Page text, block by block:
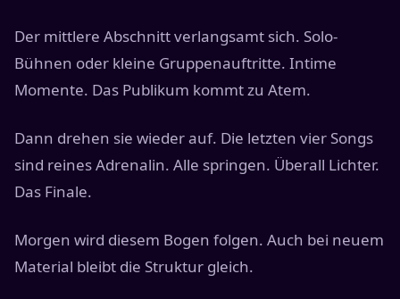
Der mittlere Abschnitt verlangsamt sich. Solo-
Bühnen oder kleine Gruppenauftritte. Intime
Momente. Das Publikum kommt zu Atem.
Dann drehen sie wieder auf. Die letzten vier Songs
sind reines Adrenalin. Alle springen. Überall Lichter.
Das Finale.
Morgen wird diesem Bogen folgen. Auch bei neuem
Material bleibt die Struktur gleich.